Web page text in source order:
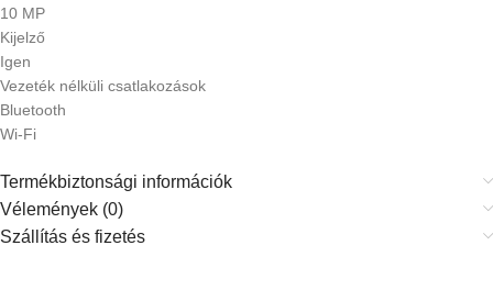
10 MP
Kijelző
Igen
Vezeték nélküli csatlakozások
Bluetooth
Wi-Fi
Termékbiztonsági információk
Vélemények (0)
Szállítás és fizetés